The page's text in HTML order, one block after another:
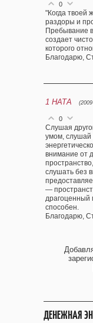
0
"Когда твоей
раздоры и
Пребывание
создает
которого
Благодарю,
1 НАТА
0
Слушая
умом, слушай
внимание от
слушать без
—
драгоценный
способен.
Благодарю,
ДЕНЕЖНАЯ